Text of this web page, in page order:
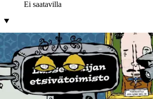
Ei saatavilla
Tuotekuvaus
Suomen suosituimmat lapsietsivät
Vallilan pankin kassaholviin tuodaan 250 kiloa